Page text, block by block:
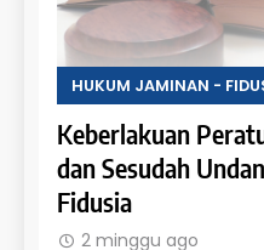
Fidusia Sebelum
undang Jaminan